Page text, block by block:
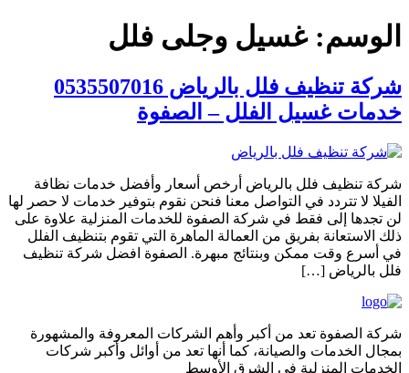
الوسم:غسيل وجلى فلل
شركة تنظيف فلل بالرياض 0535507016
خدمات غسيل الفلل – الصفوة
شركة تنظيف فلل بالرياض أرخص أسعار وأفضل خدمات نظافة
الفيلا لا تتردد في التواصل معنا فنحن نقوم بتوفير خدمات لا حصر لها
لن تجدها إلى فقط في شركة الصفوة للخدمات المنزلية علاوة على
ذلك الاستعانة بفريق من العمالة الماهرة التي تقوم بتنظيف الفلل
في أسرع وقت ممكن وبنتائج مبهرة. الصفوة افضل شركة تنظيف
فلل بالرياض […]
شركة الصفوة تعد من أكبر وأهم الشركات المعروفة والمشهورة
بمجال الخدمات والصيانة، كما أنها تعد من أوائل وأكبر شركات
الخدمات المنزلية في الشرق الأوسط